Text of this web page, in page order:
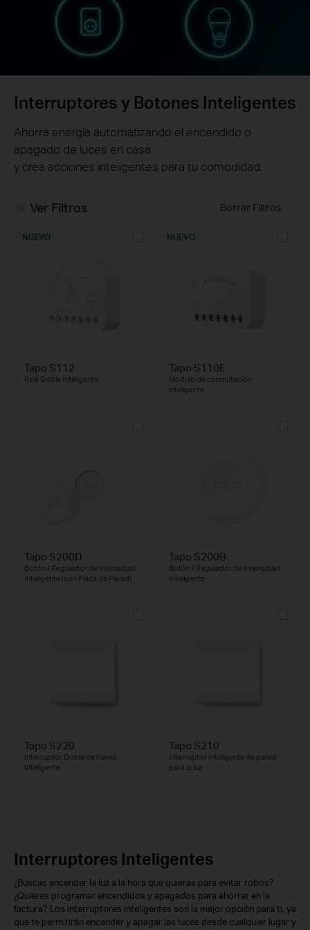
Interruptores y Botones Inteligentes
Ahorra energía automatizando el encendido o
apagado de luces en casa
y crea acciones inteligentes para tu comodidad.
Borrar Filtros
Ver Filtros
NUEVO
Tapo S112
Relé Doble Inteligente
NUEVO
Tapo S110E
Módulo de conmutación
inteligente
Tapo S200D
Botón / Regulador de Intensidad
Inteligente (con Placa de Pared)
Tapo S200B
Botón / Regulador de Intensidad
Inteligente
Tapo S220
Interruptor Doble de Pared
Inteligente
Tapo S210
Interruptor Inteligente de pared
para la luz
Interruptores Inteligentes
¿Buscas encender la luz a la hora que quieras para evitar robos?
¿Quieres programar encendidos y apagados para ahorrar en la
factura? Los interruptores inteligentes son la mejor opción para ti, ya
que te permitirán encender y apagar las luces desde cualquier lugar y